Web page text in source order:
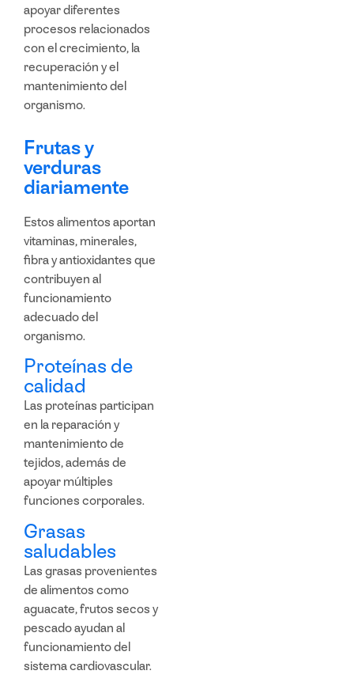
apoyar diferentes
procesos relacionados
con el crecimiento, la
recuperación y el
mantenimiento del
organismo.
Frutas y
verduras
diariamente
Estos alimentos aportan
vitaminas, minerales,
fibra y antioxidantes que
contribuyen al
funcionamiento
adecuado del
organismo.
Proteínas de
calidad
Las proteínas participan
en la reparación y
mantenimiento de
tejidos, además de
apoyar múltiples
funciones corporales.
Grasas
saludables
Las grasas provenientes
de alimentos como
aguacate, frutos secos y
pescado ayudan al
funcionamiento del
sistema cardiovascular.